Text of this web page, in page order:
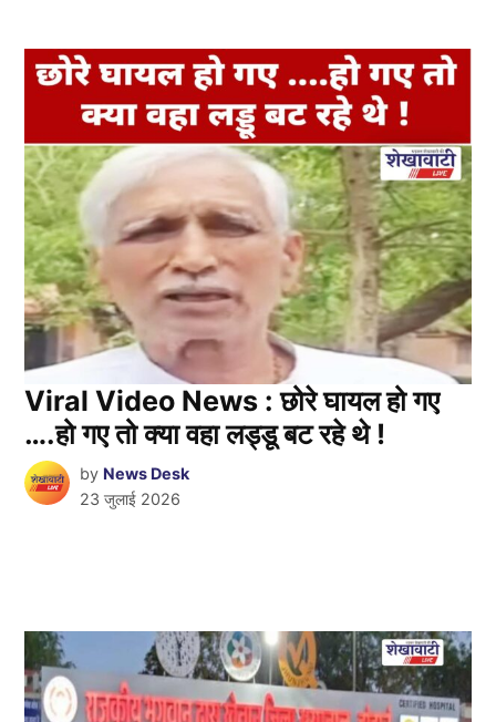
Viral Video News : छोरे घायल हो गए
….हो गए तो क्या वहा लड्डू बट रहे थे !
by News Desk
23 जुलाई 2026